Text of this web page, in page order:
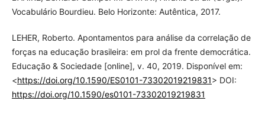
Vocabulário Bourdieu. Belo Horizonte: Autêntica, 2017.
LEHER, Roberto. Apontamentos para análise da correlação de
forças na educação brasileira: em prol da frente democrática.
Educação & Sociedade [online], v. 40, 2019. Disponível em:
<https://doi.org/10.1590/ES0101-73302019219831> DOI:
https://doi.org/10.1590/es0101-73302019219831